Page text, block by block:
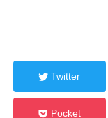
Twitter
Pocket